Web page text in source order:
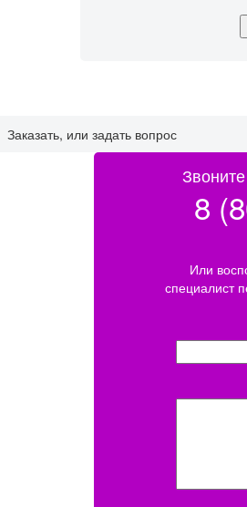
Заказать, или задать вопрос
8
Или
специалист